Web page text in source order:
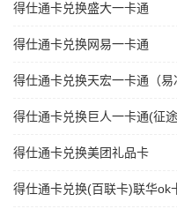
得仕通卡兑换盛大一卡通
得仕通卡兑换网易一卡通
得仕通卡兑换天宏一卡通（易
得仕通卡兑换巨人一卡通(征
得仕通卡兑换美团礼品卡
得仕通卡兑换(百联卡)联华ok